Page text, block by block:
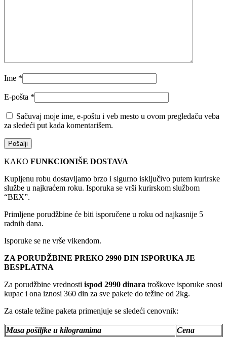
Ime *
E-pošta *
Sačuvaj moje ime, e-poštu i veb mesto u ovom pregledaču veba
za sledeći put kada komentarišem.
KAKO FUNKCIONIŠE DOSTAVA
Kupljenu robu dostavljamo brzo i sigurno isključivo putem kurirske
službe u najkraćem roku. Isporuka se vrši kurirskom službom
“BEX”.
Primljene porudžbine će biti isporučene u roku od najkasnije 5
radnih dana.
Isporuke se ne vrše vikendom.
ZA PORUDŽBINE PREKO 2990 DIN ISPORUKA JE
BESPLATNA
Za porudžbine vrednosti ispod 2990 dinara troškove isporuke snosi
kupac i ona iznosi 360 din za sve pakete do težine od 2kg.
Za ostale težine paketa primenjuje se sledeći cenovnik:
Masa pošiljke u kilogramima
Cena